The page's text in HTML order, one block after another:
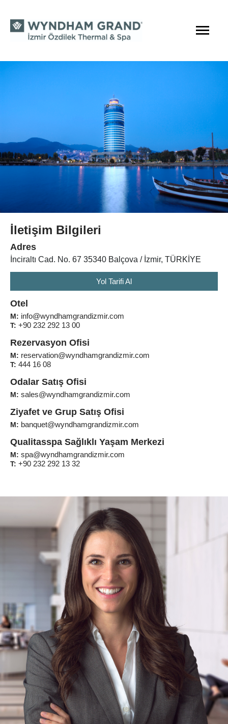
İletişim Bilgileri
Adres
İnciraltı Cad. No. 67 35340 Balçova / İzmir, TÜRKİYE
Yol Tarifi Al
Otel
M: info@wyndhamgrandizmir.com
T: +90 232 292 13 00
Rezervasyon Ofisi
M: reservation@wyndhamgrandizmir.com
T: 444 16 08
Odalar Satış Ofisi
M: sales@wyndhamgrandizmir.com
Ziyafet ve Grup Satış Ofisi
M: banquet@wyndhamgrandizmir.com
Qualitasspa Sağlıklı Yaşam Merkezi
M: spa@wyndhamgrandizmir.com
T: +90 232 292 13 32